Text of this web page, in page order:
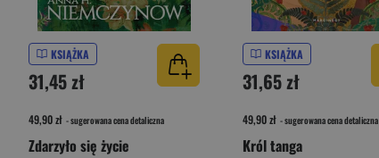
KSIĄŻKA
31,45 zł
49,90 zł - sugerowana cena detaliczna
Zdarzyło się życie
KSIĄŻKA
31,65 zł
49,90 zł - sugerowana cena detaliczna
Król tanga